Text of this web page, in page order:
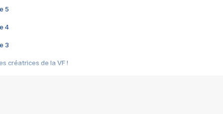
5
4
3
créatrices de la VF !